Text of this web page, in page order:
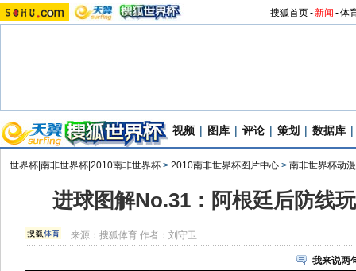
搜狐首页-新闻 -体
视频 | 图库 | 评论 | 策划 | 数据库 |
世界杯|南非世界杯|2010南非世界杯 > 2010南非世界杯图片中心 > 南非世界杯动
进球图解No.31：阿根廷后防线
来源：搜狐体育 作者：刘守卫
我来说两